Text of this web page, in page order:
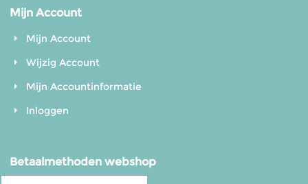
Mijn Account
Mijn Account
Wijzig Account
Mijn Accountinformatie
Inloggen
Betaalmethoden webshop